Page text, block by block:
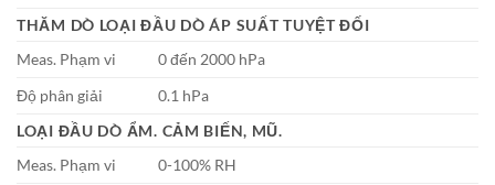
THĂM DÒ LOẠI ĐẦU DÒ ÁP SUẤT TUYỆT ĐỐI
Meas. Phạm vi
0 đến 2000 hPa
Độ phân giải
0.1 hPa
LOẠI ĐẦU DÒ ẨM. CẢM BIẾN, MŨ.
Meas. Phạm vi
0-100% RH